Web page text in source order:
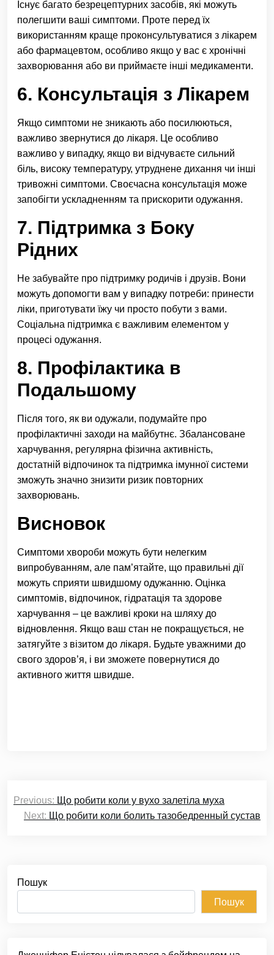
Існує багато безрецептурних засобів, які можуть
полегшити ваші симптоми. Проте перед їх
використанням краще проконсультуватися з лікарем
або фармацевтом, особливо якщо у вас є хронічні
захворювання або ви приймаєте інші медикаменти.
6. Консультація з Лікарем
Якщо симптоми не зникають або посилюються,
важливо звернутися до лікаря. Це особливо
важливо у випадку, якщо ви відчуваєте сильний
біль, високу температуру, утруднене дихання чи інші
тривожні симптоми. Своєчасна консультація може
запобігти ускладненням та прискорити одужання.
7. Підтримка з Боку
Рідних
Не забувайте про підтримку родичів і друзів. Вони
можуть допомогти вам у випадку потреби: принести
ліки, приготувати їжу чи просто побути з вами.
Соціальна підтримка є важливим елементом у
процесі одужання.
8. Профілактика в
Подальшому
Після того, як ви одужали, подумайте про
профілактичні заходи на майбутнє. Збалансоване
харчування, регулярна фізична активність,
достатній відпочинок та підтримка імунної системи
зможуть значно знизити ризик повторних
захворювань.
Висновок
Симптоми хвороби можуть бути нелегким
випробуванням, але пам’ятайте, що правильні дії
можуть сприяти швидшому одужанню. Оцінка
симптомів, відпочинок, гідратація та здорове
харчування – це важливі кроки на шляху до
відновлення. Якщо ваш стан не покращується, не
затягуйте з візитом до лікаря. Будьте уважними до
свого здоров’я, і ви зможете повернутися до
активного життя швидше.
записів
Previous: Що робити коли у вухо залетіла муха
Next: Що робити коли болить тазобедренный сустав
Пошук
Пошук